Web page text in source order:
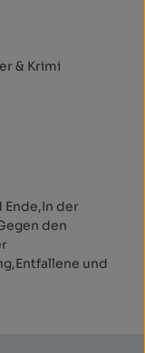
& Krimi
Ende,In der
den
und